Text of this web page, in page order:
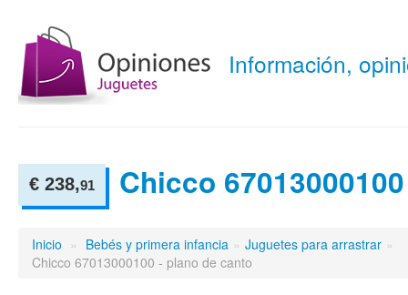
Información,
€ 238,91 Chicco 67013000100
Inicio » Bebés y primera infancia » Juguetes para arrastrar »
Chicco 67013000100 - plano de canto